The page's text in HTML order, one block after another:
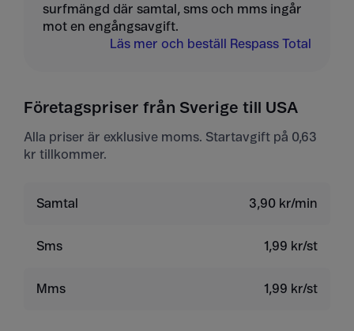
surfmängd där samtal, sms och mms ingår
mot en engångsavgift.
Läs mer och beställ Respass Total
Företagspriser från Sverige till USA
Alla priser är exklusive moms. Startavgift på 0,63
kr tillkommer.
Samtal 3,90 kr/min
Sms 1,99 kr/st
Mms 1,99 kr/st